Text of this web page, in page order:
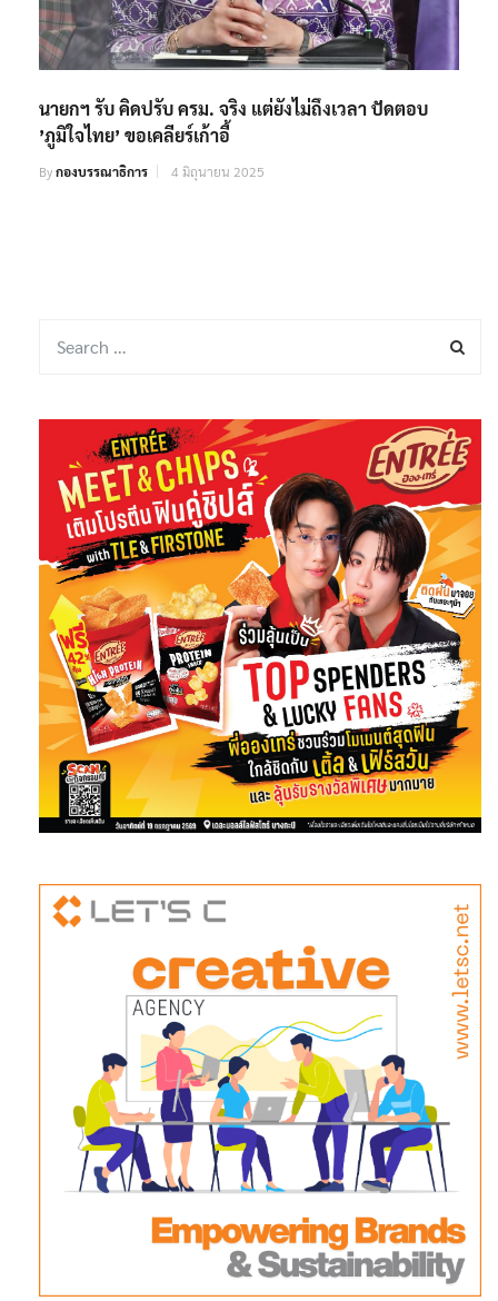
นายกฯ รับ คิดปรับ ครม. จริง แต่ยังไม่ถึงเวลา ปัดตอบ
’ภูมิใจไทย’ ขอเคลียร์เก้าอี้
Byกองบรรณาธิการ 4 มิถุนายน 2025